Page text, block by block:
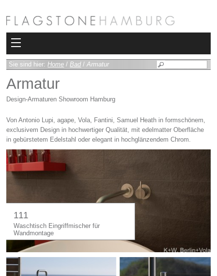
Kollektionen
Bad
Fliesen
Sauna und Hamam
Kamin
Licht
Carl Hansen
Outlet
Sie sind hier: Home / Bad /Armatur
Armatur
Design-Armaturen Showroom Hamburg
Von Antonio Lupi, agape, Vola, Fantini, Samuel Heath in formschönem,
exclusivem Design in hochwertiger Qualität, mit edelmatter Oberfläche
in gebürstetem Edelstahl oder elegant in hochglänzendem Chrom.
111
Waschtisch Eingriffmischer für
Wandmontage